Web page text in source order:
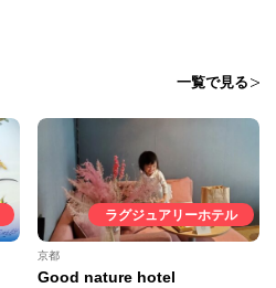
一覧で見る
ラグジュアリーホテル
京都
Good nature hotel